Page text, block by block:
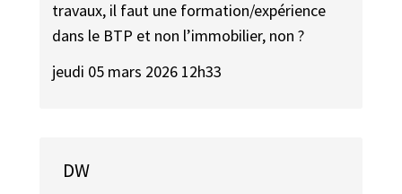
travaux, il faut une formation/expérience
dans le BTP et non l’immobilier, non ?
jeudi 05 mars 2026 12h33
DW